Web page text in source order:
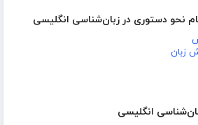
نحو دستوری در زبان‌شناسی انگلیسی
زبان
انگلیسی